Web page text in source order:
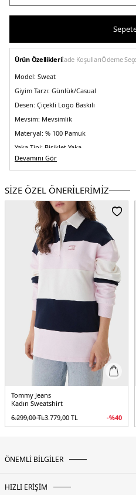
Ürün Özellikleriİade KoşullarıÖdeme
Model: Sweat
Giyim Tarzı: Günlük/Casual
Desen: Çiçekli Logo Baskılı
Mevsim: Mevsimlik
Materyal: % 100 Pamuk
Yaka Tipi: Bisiklet Yaka
Kol Boyu:Uzun Kol
Menşei:Türkiye
Detaylar:Ribanalı etek ucu ve
2DEDW0DW20933YBL.25
Devamını Gör
SİZE ÖZEL ÖNERİLERİMİZ
Tommy Jeans
Kadın Sweatshirt
6.299,00TL3.779,00 TL -%40
ÖNEMLİ BİLGİLER
HIZLI ERİŞİM